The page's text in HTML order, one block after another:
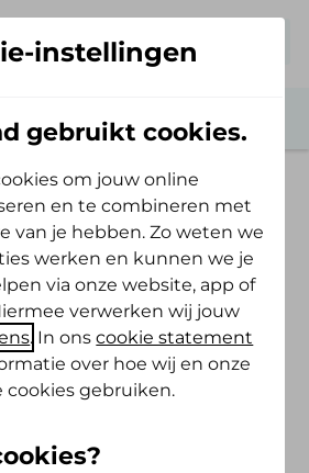
en
vanaf 18 jaar
of oefentherapeut
Fysiotherapie is een
instellingen
gebruikt cookies.
om jouw online
en te combineren met
van je hebben. Zo weten we
werken en kunnen we je
via onze website, app of
verwerken wij jouw
. In onscookie statement
over hoe wij en onze
cookies gebruiken.